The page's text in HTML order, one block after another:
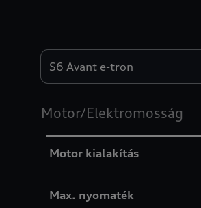
Engines
Motor/Elektromosság
Motor kialakítás
Max. nyomaték